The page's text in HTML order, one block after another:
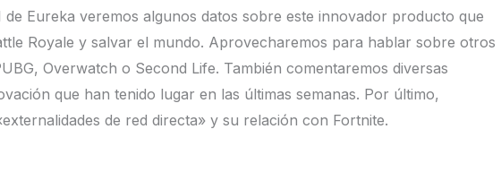
de Eureka veremos algunos datos sobre este innovador producto que
Royale y salvar el mundo. Aprovecharemos para hablar sobre otros
Overwatch o Second Life. También comentaremos diversas
que han tenido lugar en las últimas semanas. Por último,
de red directa» y su relación con Fortnite.